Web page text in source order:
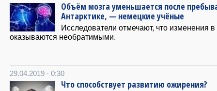
Объём мозга уменьшается после
Антарктике, — немецкие учёные
Исследователи отмечают, что изменения в
оказываются необратимыми.
29.04.2019 - 0:30
Что способствует развитию ожирения?